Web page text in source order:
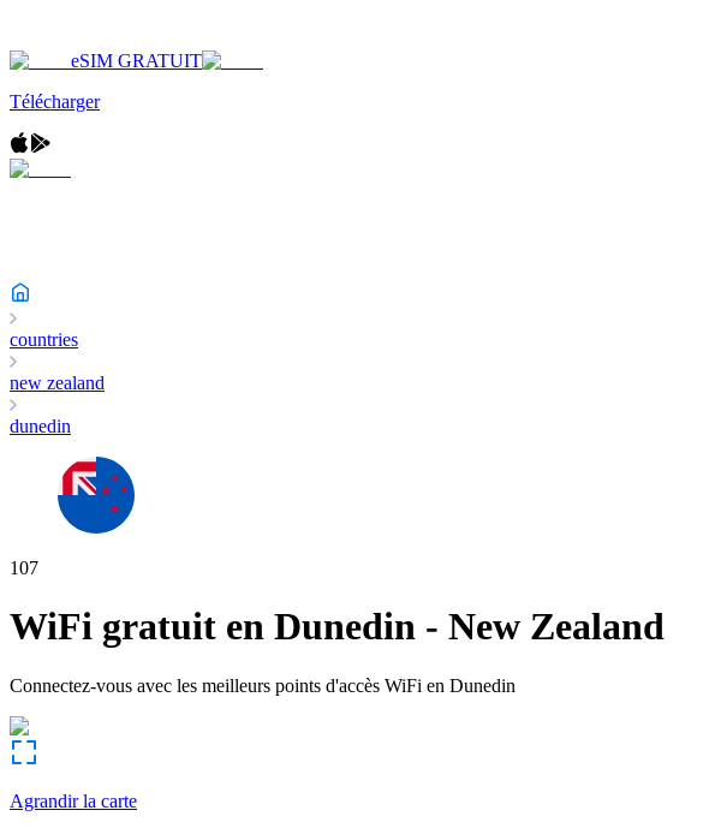
eSIM GRATUIT
Télécharger
countries
new zealand
dunedin
107
WiFi gratuit en Dunedin - New Zealand
Connectez-vous avec les meilleurs points d'accès WiFi en Dunedin
Agrandir la carte